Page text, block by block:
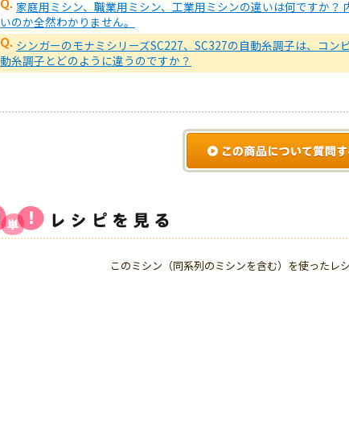
家庭用ミシン、職業用ミシン、工業用ミシンの違いは何ですか？
いのか全然わかりません。
シンガーのモナミシリーズSC227、SC327の自動糸調子は、コン
動糸調子とどのように違うのですか？
このミシン（同系列のミシンを含む）を使ったレ